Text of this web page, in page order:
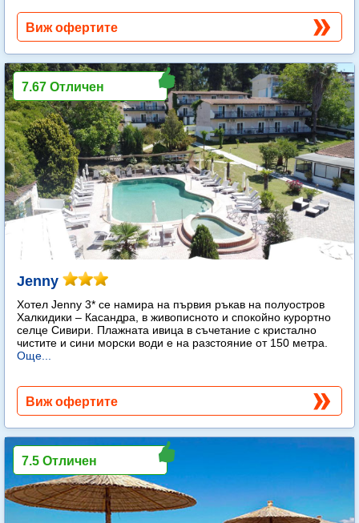
Виж офертите
Jenny
Хотел Jenny 3* се намира на първия ръкав на полуостров
Халкидики – Касандра, в живописното и спокойно курортно
селце Сивири. Плажната ивица в съчетание с кристално
чистите и сини морски води е на разстояние от 150 метра.
Още...
7.67 Отличен
Виж офертите
7.5 Отличен